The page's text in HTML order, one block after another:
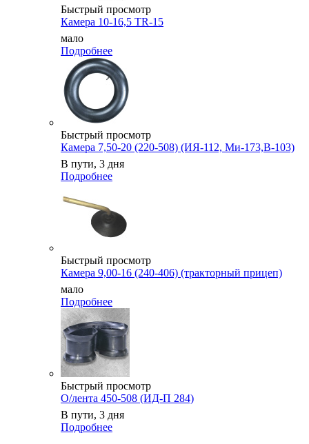
Быстрый просмотр
Камера 10-16,5 TR-15
мало
Подробнее
Быстрый просмотр
Камера 7,50-20 (220-508) (ИЯ-112, Ми-173,В-103)
В пути, 3 дня
Подробнее
Быстрый просмотр
Камера 9,00-16 (240-406) (тракторный прицеп)
мало
Подробнее
Быстрый просмотр
О/лента 450-508 (ИД-П 284)
В пути, 3 дня
Подробнее